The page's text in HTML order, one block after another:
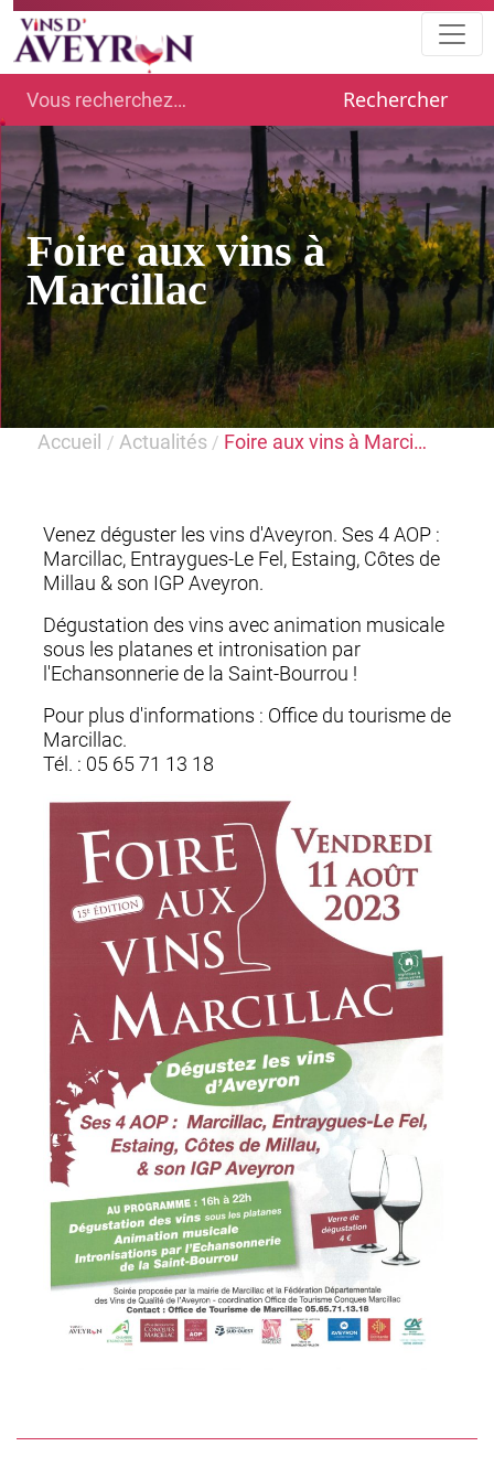
Rechercher
Foire aux vins à
Marcillac
Accueil / Actualités / Foire aux vins à Marci…
Venez déguster les vins d'Aveyron. Ses 4 AOP :
Marcillac, Entraygues-Le Fel, Estaing, Côtes de
Millau & son IGP Aveyron.
Dégustation des vins avec animation musicale
sous les platanes et intronisation par
l'Echansonnerie de la Saint-Bourrou !
Pour plus d'informations : Office du tourisme de
Marcillac.
Tél. : 05 65 71 13 18